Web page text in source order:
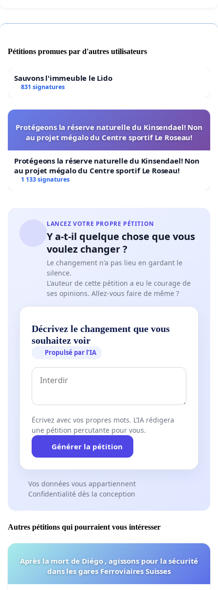
Pétitions promues par d'autres utilisateurs
Sauvons l'immeuble le Lido
831 signatures
Protégeons la réserve naturelle du Kinsendael! Non
au projet mégalo du Centre sportif Le Roseau!
Protégeons la réserve naturelle du Kinsendael! Non
au projet mégalo du Centre sportif Le Roseau!
1 133 signatures
LANCEZ VOTRE PROPRE PÉTITION
Y a-t-il quelque chose que vous
voulez changer ?
Le changement n'a pas lieu en gardant le
silence.
L'auteur de cette pétition a eu le courage de
ses opinions. Allez-vous faire de même ?
Décrivez le changement que vous
souhaitez voir
Propulsé par l’IA
Écrivez avec vos propres mots. L’IA rédigera
une pétition percutante pour vous.
Générer la pétition
Vos données vous appartiennent
Confidentialité dès la conception
Autres pétitions qui pourraient vous intéresser
Après la mort de Diégo , agissons pour la sécurité
dans les gares Ferroviaires Suisses